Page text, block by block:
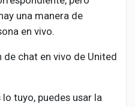
una manera de
en vivo.
chat en vivo de United
tuyo, puedes usar la